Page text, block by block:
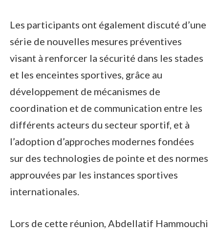
Les participants ont également discuté d’une
série de nouvelles mesures préventives
visant à renforcer la sécurité dans les stades
et les enceintes sportives, grâce au
développement de mécanismes de
coordination et de communication entre les
différents acteurs du secteur sportif, et à
l’adoption d’approches modernes fondées
sur des technologies de pointe et des normes
approuvées par les instances sportives
internationales.
Lors de cette réunion, Abdellatif Hammouchi